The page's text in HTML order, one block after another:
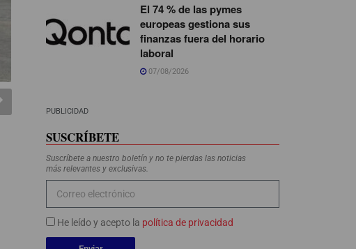
El 74 % de las pymes
europeas gestiona sus
finanzas fuera del horario
laboral
07/08/2026
PUBLICIDAD
SUSCRÍBETE
Suscríbete a nuestro boletín y no te pierdas las noticias
más relevantes y exclusivas.
He leído y acepto la política de privacidad